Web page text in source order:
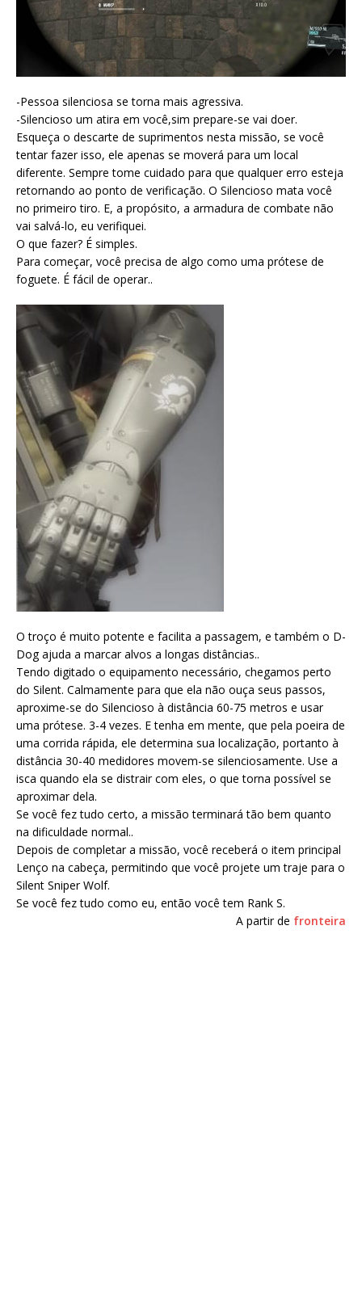
-Pessoa silenciosa se torna mais agressiva.
-Silencioso um atira em você,sim prepare-se vai doer.
Esqueça o descarte de suprimentos nesta missão, se você
tentar fazer isso, ele apenas se moverá para um local
diferente. Sempre tome cuidado para que qualquer erro esteja
retornando ao ponto de verificação. O Silencioso mata você
no primeiro tiro. E, a propósito, a armadura de combate não
vai salvá-lo, eu verifiquei.
O que fazer? É simples.
Para começar, você precisa de algo como uma prótese de
foguete. É fácil de operar..
O troço é muito potente e facilita a passagem, e também o D-
Dog ajuda a marcar alvos a longas distâncias..
Tendo digitado o equipamento necessário, chegamos perto
do Silent. Calmamente para que ela não ouça seus passos,
aproxime-se do Silencioso à distância 60-75 metros e usar
uma prótese. 3-4 vezes. E tenha em mente, que pela poeira de
uma corrida rápida, ele determina sua localização, portanto à
distância 30-40 medidores movem-se silenciosamente. Use a
isca quando ela se distrair com eles, o que torna possível se
aproximar dela.
Se você fez tudo certo, a missão terminará tão bem quanto
na dificuldade normal..
Depois de completar a missão, você receberá o item principal
Lenço na cabeça, permitindo que você projete um traje para o
Silent Sniper Wolf.
Se você fez tudo como eu, então você tem Rank S.
A partir de fronteira